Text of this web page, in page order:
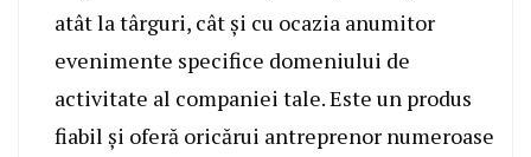
atât la târguri, cât și cu ocazia anumitor
evenimente specifice domeniului de
activitate al companiei tale. Este un produs
fiabil și oferă oricărui antreprenor numeroase